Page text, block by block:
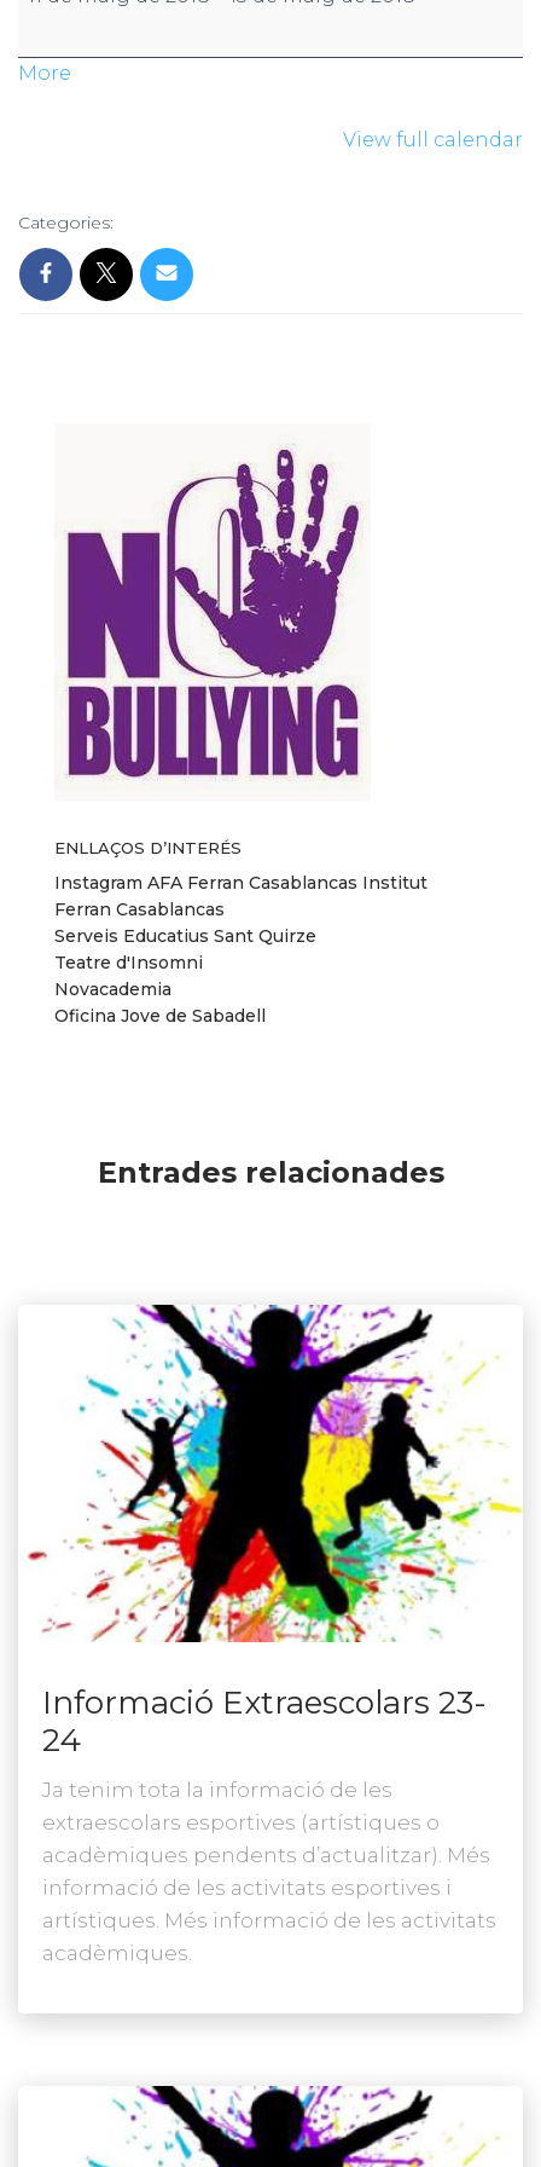
More
View full calendar
Categories:
ENLLAÇOS D’INTERÉS
Instagram AFA Ferran Casablancas Institut
Ferran Casablancas
Serveis Educatius Sant Quirze
Teatre d'Insomni
Novacademia
Oficina Jove de Sabadell
Entrades relacionades
Informació Extraescolars 23-
24
Ja tenim tota la informació de les
extraescolars esportives (artístiques o
acadèmiques pendents d’actualitzar). Més
informació de les activitats esportives i
artístiques. Més informació de les activitats
acadèmiques.